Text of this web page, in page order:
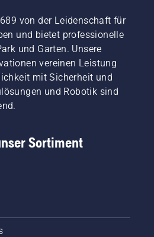
von der Leidenschaft für
und bietet professionelle
und Garten. Unsere
vereinen Leistung
mit Sicherheit und
und Robotik sind
Sortiment